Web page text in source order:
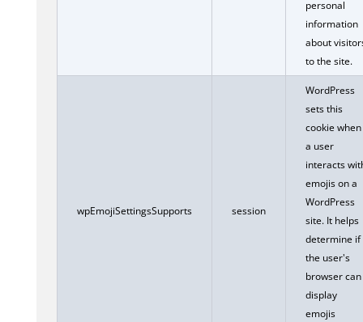
personal
information
about
to the site.
wpEmojiSettingsSupports session
WordPress
sets this
cookie when
a user
interacts
emojis on a
WordPress
site. It helps
determine if
the user's
browser can
display
emojis